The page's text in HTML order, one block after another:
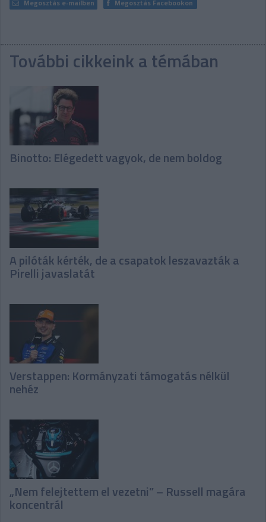
Megosztás e-mailben Megosztás Facebookon
További cikkeink a témában
Binotto: Elégedett vagyok, de nem boldog
A pilóták kérték, de a csapatok leszavazták a
Pirelli javaslatát
Verstappen: Kormányzati támogatás nélkül
nehéz
„Nem felejtettem el vezetni” – Russell magára
koncentrál